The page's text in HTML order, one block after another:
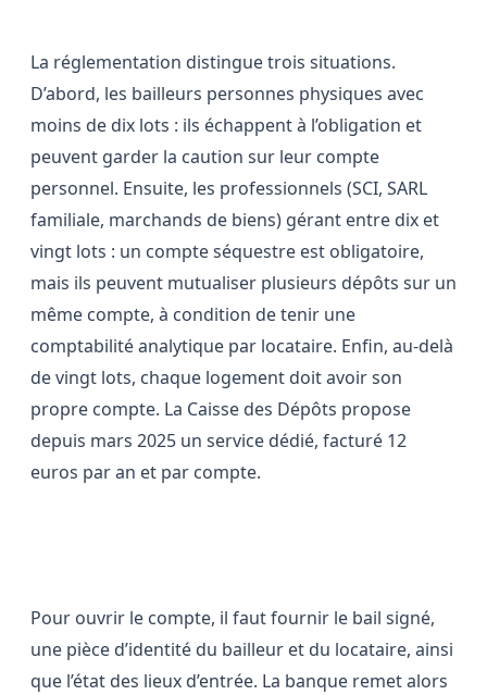
La réglementation distingue trois situations.
D’abord, les bailleurs personnes physiques avec
moins de dix lots : ils échappent à l’obligation et
peuvent garder la caution sur leur compte
personnel. Ensuite, les professionnels (SCI, SARL
familiale, marchands de biens) gérant entre dix et
vingt lots : un compte séquestre est obligatoire,
mais ils peuvent mutualiser plusieurs dépôts sur un
même compte, à condition de tenir une
comptabilité analytique par locataire. Enfin, au-delà
de vingt lots, chaque logement doit avoir son
propre compte. La Caisse des Dépôts propose
depuis mars 2025 un service dédié, facturé 12
euros par an et par compte.
Pour ouvrir le compte, il faut fournir le bail signé,
une pièce d’identité du bailleur et du locataire, ainsi
que l’état des lieux d’entrée. La banque remet alors